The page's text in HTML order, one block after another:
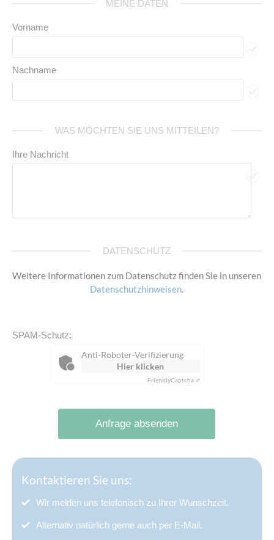
MEINE DATEN
Vorname
Nachname
WAS MÖCHTEN SIE UNS MITTEILEN?
Ihre Nachricht
DATENSCHUTZ
Weitere Informationen zum Datenschutz finden Sie in unseren
Datenschutzhinweisen.
SPAM-Schutz:
Anti-Roboter-Verifizierung
Hier klicken
FriendlyCaptcha ⇗
Anfrage absenden
Kontaktieren Sie uns:
Wir melden uns telefonisch zu Ihrer Wunschzeit.
Alternativ natürlich gerne auch per E-Mail.